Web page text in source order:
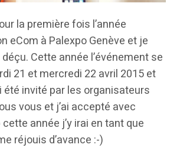
la première fois l’année
eCom à Palexpo Genève et je
déçu. Cette année l’événement se
21 et mercredi 22 avril 2015 et
été invité par les organisateurs
vous et j’ai accepté avec
année j’y irai en tant que
réjouis d’avance :-)